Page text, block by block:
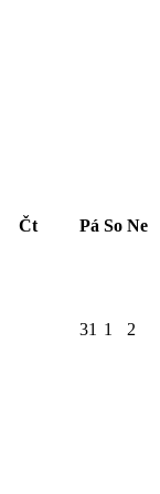
Čt Pá So Ne
31 1 2